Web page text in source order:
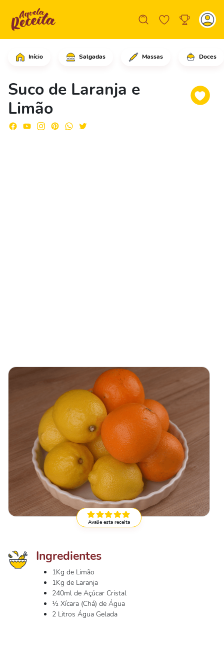
Início Salgadas Massas Doces
Suco de Laranja e
Limão
Comece cortando os limões e as
Avalie esta receita
Ingredientes
1Kg de Limão
1Kg de Laranja
240ml de Açúcar Cristal
½ Xícara (Chá) de Água
2 Litros Água Gelada